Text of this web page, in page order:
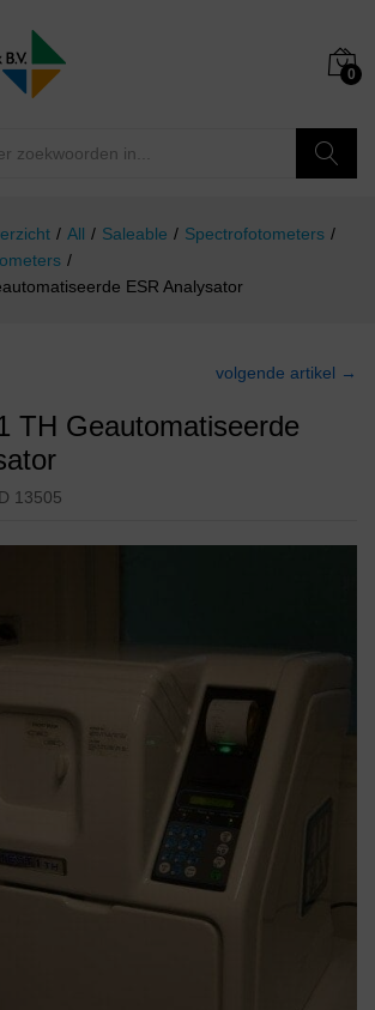
0
/ All / Saleable / Spectrofotometers /
/
ESR Analysator
volgende artikel →
TH Geautomatiseerde
13505